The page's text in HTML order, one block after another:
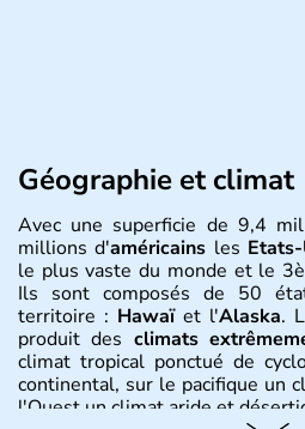
Géographie et climat
Avec une superficie de 9,4
millions d'américains les
le plus vaste du monde et le
Ils sont composés de 50
territoire : Hawaïet l'Alaska.
produit des climats
climat tropical ponctué de
continental, sur le pacifique un
l'Ouest un climat aride et